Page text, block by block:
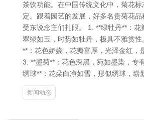
茶饮功能。在中国传统文化中，菊花
定。跟着园艺的发展，好多名贵菊花
受东说念主们扎眼。 1. **绿牡丹**：花
翠绿如玉，时势如牡丹，极具不雅赏性
**：花色娇娆，花瓣富厚，光泽金红，
3. **墨菊**：花色深黑，宛如墨染，专
绣球**：花朵白净如雪，形似绣球，崭
新闻动态